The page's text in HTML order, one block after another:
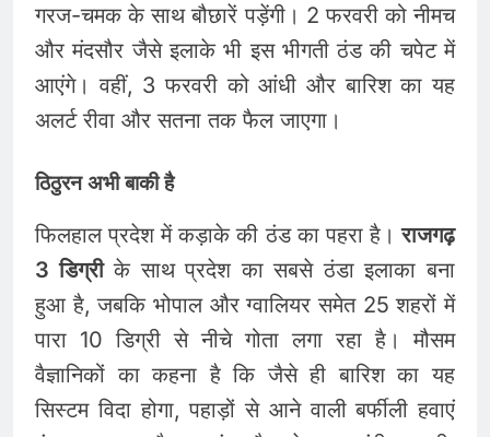
गरज-चमक के साथ बौछारें पड़ेंगी। 2 फरवरी को नीमच
और मंदसौर जैसे इलाके भी इस भीगती ठंड की चपेट में
आएंगे। वहीं, 3 फरवरी को आंधी और बारिश का यह
अलर्ट रीवा और सतना तक फैल जाएगा।
ठिठुरन अभी बाकी है
फिलहाल प्रदेश में कड़ाके की ठंड का पहरा है।राजगढ़
3 डिग्रीके साथ प्रदेश का सबसे ठंडा इलाका बना
हुआ है, जबकि भोपाल और ग्वालियर समेत 25 शहरों में
पारा 10 डिग्री से नीचे गोता लगा रहा है। मौसम
वैज्ञानिकों का कहना है कि जैसे ही बारिश का यह
सिस्टम विदा होगा, पहाड़ों से आने वाली बर्फीली हवाएं